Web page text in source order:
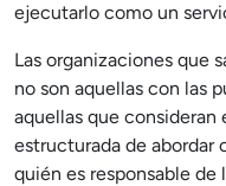
ejecutarlo como un
Las organizaciones que
no son aquellas con las
aquellas que
estructurada de abordar
quién es responsable de